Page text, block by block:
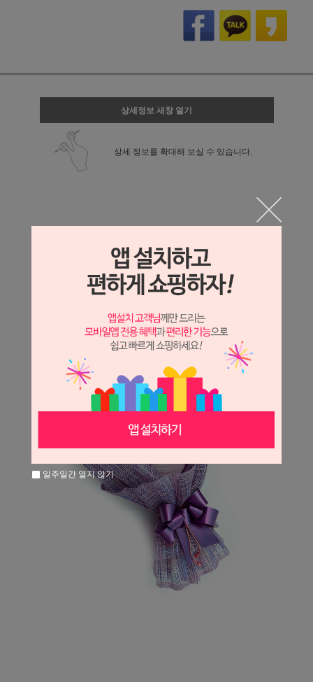
상세정보 새창 열기
상세 정보를 확대해 보실 수 있습니다.
일주일간 열지 않기